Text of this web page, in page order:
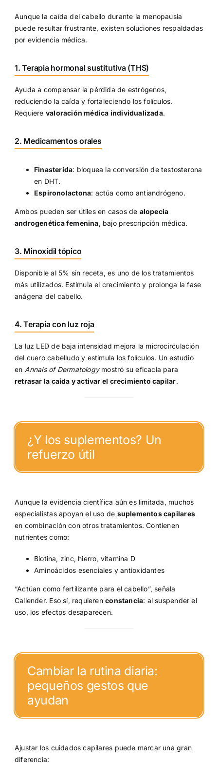
Aunque la caída del cabello durante la menopausia
puede resultar frustrante, existen soluciones respaldadas
por evidencia médica.
1. Terapia hormonal sustitutiva (THS)
Ayuda a compensar la pérdida de estrógenos,
reduciendo la caída y fortaleciendo los folículos.
Requiere valoración médica individualizada.
2. Medicamentos orales
Finasterida: bloquea la conversión de testosterona
en DHT.
Espironolactona: actúa como antiandrógeno.
Ambos pueden ser útiles en casos de alopecia
androgenética femenina, bajo prescripción médica.
3. Minoxidil tópico
Disponible al 5% sin receta, es uno de los tratamientos
más utilizados. Estimula el crecimiento y prolonga la fase
anágena del cabello.
4. Terapia con luz roja
La luz LED de baja intensidad mejora la microcirculación
del cuero cabelludo y estimula los folículos. Un estudio
en Annals of Dermatologymostró su eficacia para
retrasar la caída y activar el crecimiento capilar.
¿Y los suplementos? Un
refuerzo útil
Aunque la evidencia científica aún es limitada, muchos
especialistas apoyan el uso de suplementos capilares
en combinación con otros tratamientos. Contienen
nutrientes como:
Biotina, zinc, hierro, vitamina D
Aminoácidos esenciales y antioxidantes
“Actúan como fertilizante para el cabello”, señala
Callender. Eso sí, requierenconstancia: al suspender el
uso, los efectos desaparecen.
Cambiar la rutina diaria:
pequeños gestos que
ayudan
Ajustar los cuidados capilares puede marcar una gran
diferencia: